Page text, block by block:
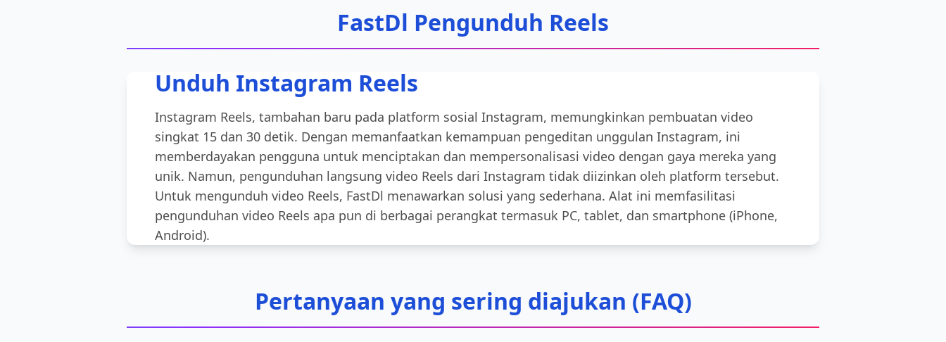
FastDl Pengunduh Reels
Unduh Instagram Reels
Instagram Reels, tambahan baru pada platform sosial Instagram, memungkinkan pembuatan video
singkat 15 dan 30 detik. Dengan memanfaatkan kemampuan pengeditan unggulan Instagram, ini
memberdayakan pengguna untuk menciptakan dan mempersonalisasi video dengan gaya mereka yang
unik. Namun, pengunduhan langsung video Reels dari Instagram tidak diizinkan oleh platform tersebut.
Untuk mengunduh video Reels, FastDl menawarkan solusi yang sederhana. Alat ini memfasilitasi
pengunduhan video Reels apa pun di berbagai perangkat termasuk PC, tablet, dan smartphone (iPhone,
Android).
Pertanyaan yang sering diajukan (FAQ)